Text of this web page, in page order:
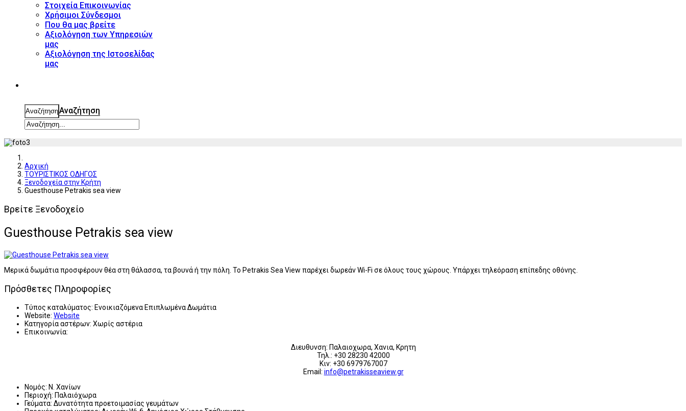
Στοιχεία Επικοινωνίας
Χρήσιμοι Σύνδεσμοι
Που θα μας βρείτε
Αξιολόγηση των Υπηρεσιών
μας
Αξιολόγηση της Ιστοσελίδας
μας
ΑναζήτησηΑναζήτηση
Αρχική
ΤΟΥΡΙΣΤΙΚΟΣ ΟΔΗΓΟΣ
Ξενοδοχεία στην Κρήτη
Guesthouse Petrakis sea view
Βρείτε Ξενοδοχείο
Guesthouse Petrakis sea view
Μερικά δωμάτια προσφέρουν θέα στη θάλασσα, τα βουνά ή την πόλη. Το Petrakis Sea View παρέχει δωρεάν Wi-Fi σε όλους τους χώρους. Υπάρχει τηλεόραση επίπεδης οθόνης.
Πρόσθετες Πληροφορίες
Τύπος καταλύματος: Ενοικιαζόμενα Επιπλωμένα Δωμάτια
Website: Website
Κατηγορία αστέρων: Χωρίς αστέρια
Επικοινωνία:
Διευθυνση: Παλαιοχωρα, Χανια, Κρητη
Τηλ.: +30 28230 42000
Κιν: +30 6979767007
Email: info@petrakisseaview.gr
Νομός: Ν. Χανίων
Περιοχή: Παλαιόχωρα
Γεύματα: Δυνατότητα προετοιμασίας γευμάτων